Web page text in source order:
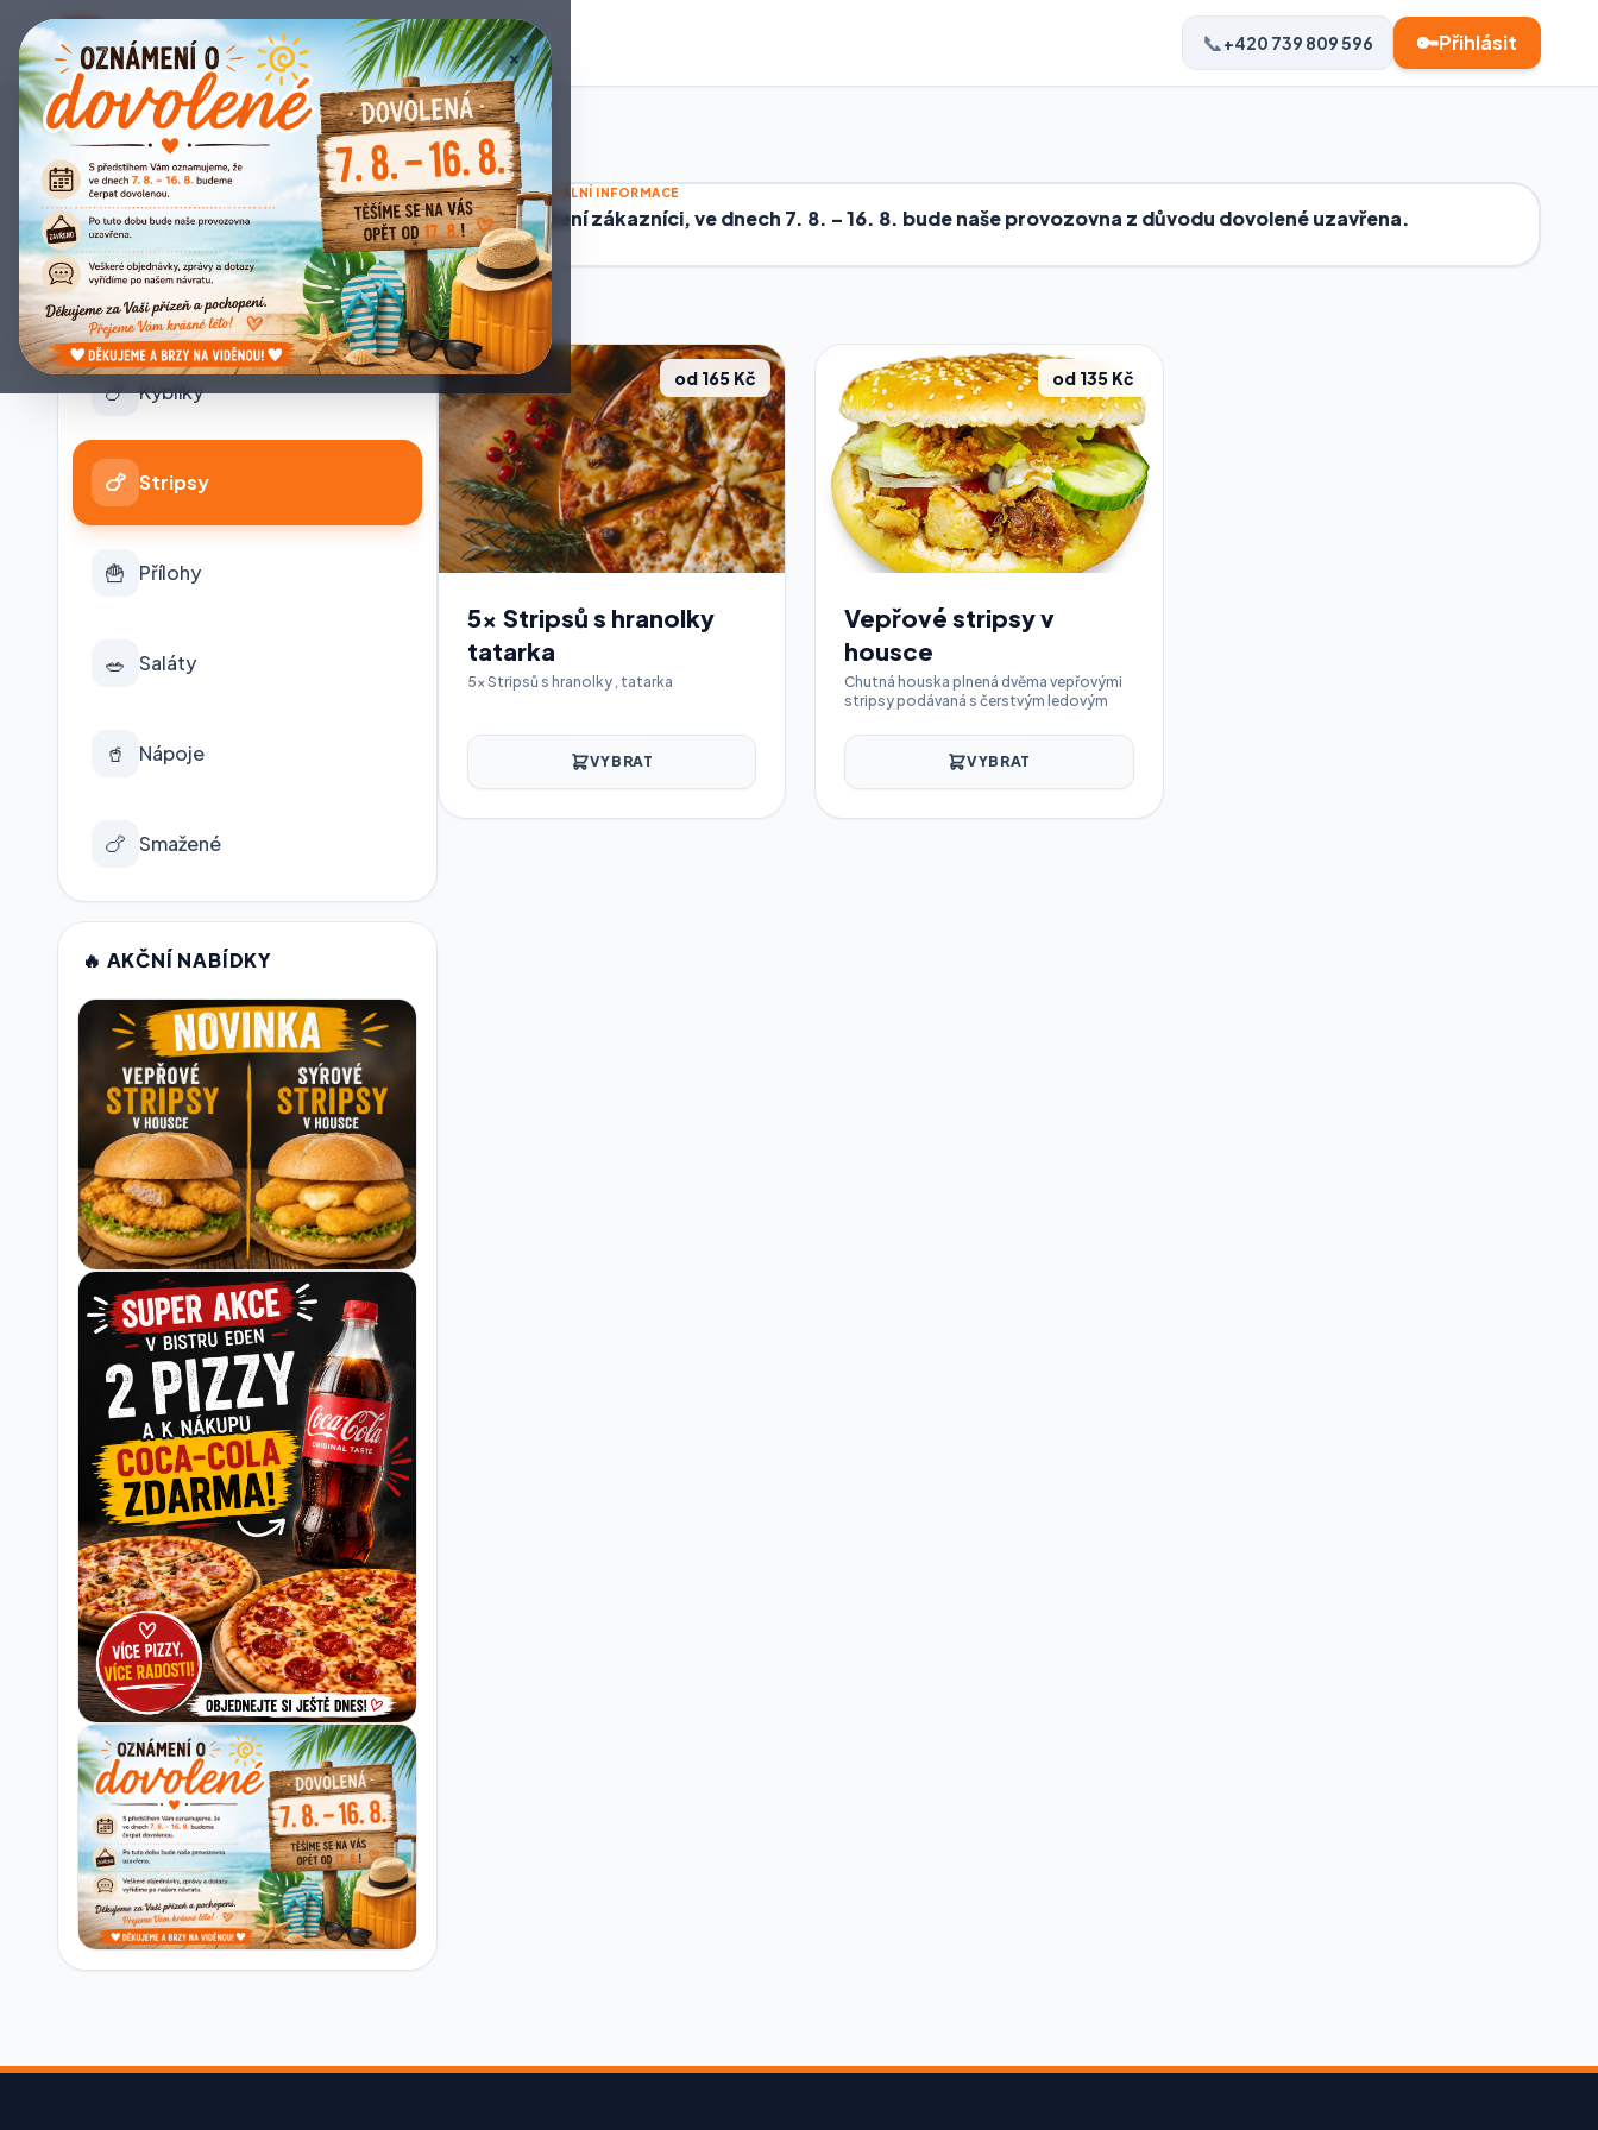
E Bistro Eden 📞+420 739 809 596 🔑Přihlásit
📋 Všechno
🍕 Pizza
🍗 Kyblíky
🍗 Stripsy
🍟 Přílohy
🥗 Saláty
🥤 Nápoje
🍗 Smažené
🔥 AKČNÍ NABÍDKY
AKTUÁLNÍ INFORMACE
Vážení zákazníci, ve dnech 7. 8. – 16. 8. bude naše provozovna z důvodu dovolené uzavřena.
od 165 Kč
5x Stripsů s hranolky
tatarka
5x Stripsů s hranolky , tatarka
VYBRAT
od 135 Kč
Vepřové stripsy v
housce
Chutná houska plnená dvěma vepřovými
stripsy podávaná s čerstvým ledovým
VYBRAT
×